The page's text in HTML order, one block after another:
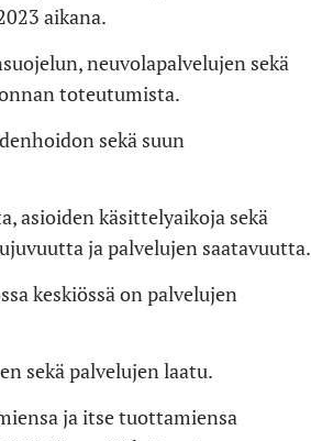
aikana.
neuvolapalvelujen sekä
toteutumista.
sekä suun
asioiden käsittelyaikoja sekä
ja palvelujen saatavuutta.
keskiössä on palvelujen
sekä palvelujen laatu.
ja itse tuottamiensa